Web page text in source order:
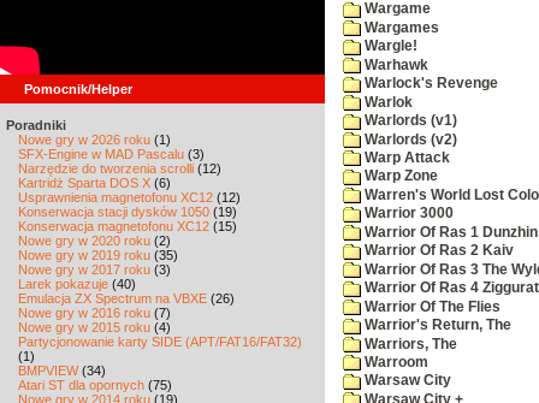
Pomocnik/Helper
Poradniki
Nowe gry w 2026 roku (1)
SFX-Engine w MAD Pascalu (3)
Narzędzie do tworzenia scrolli (12)
Kartridż Sparta DOS X (6)
Usprawnienia magnetofonu XC12 (12)
Konserwacja stacji dysków 1050 (19)
Konserwacja magnetofonu XC12 (15)
Nowe gry w 2020 roku (2)
Nowe gry w 2019 roku (35)
Nowe gry w 2017 roku (3)
Larek pokazuje (40)
Emulacja ZX Spectrum na VBXE (26)
Nowe gry w 2016 roku (7)
Nowe gry w 2015 roku (4)
Partycjonowanie karty SIDE (APT/FAT16/FAT32)
(1)
BMPVIEW(34)
Atari ST dla opornych (75)
Nowe gry w 2014 roku (19)
Wargame
Wargames
Wargle!
Warhawk
Warlock's Revenge
Warlok
Warlords (v1)
Warlords (v2)
Warp Attack
Warp Zone
Warren's World Lost
Warrior 3000
Warrior Of Ras 1 Dunzhin
Warrior Of Ras 2 Kaiv
Warrior Of Ras 3 The
Warrior Of Ras 4 Ziggurat
Warrior Of The Flies
Warrior's Return, The
Warriors, The
Warroom
Warsaw City
Warsaw City +